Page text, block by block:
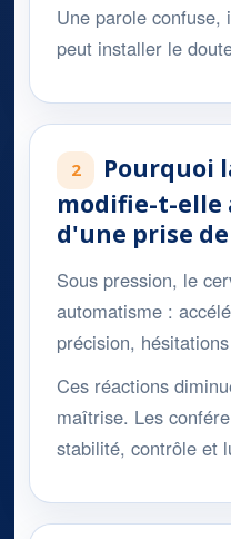
Une parole confuse,
peut installer le
2
Pourquoi
modifie-t-
d'une prise
Sous pression, le
automatisme :
précision,
Ces réactions
maîtrise. Les
stabilité, contrôle et